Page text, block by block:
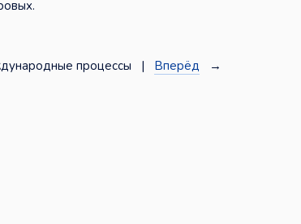
процессы | Вперёд →